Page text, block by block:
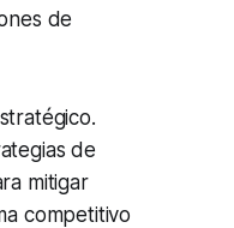
de
de
mitigar
competitivo